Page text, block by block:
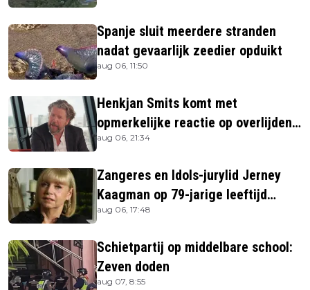
Spanje sluit meerdere stranden
nadat gevaarlijk zeedier opduikt
aug 06, 11:50
Henkjan Smits komt met
opmerkelijke reactie op overlijden
Jerney Kaagman
aug 06, 21:34
Zangeres en Idols-jurylid Jerney
Kaagman op 79-jarige leeftijd
overleden
aug 06, 17:48
Schietpartij op middelbare school:
Zeven doden
aug 07, 8:55